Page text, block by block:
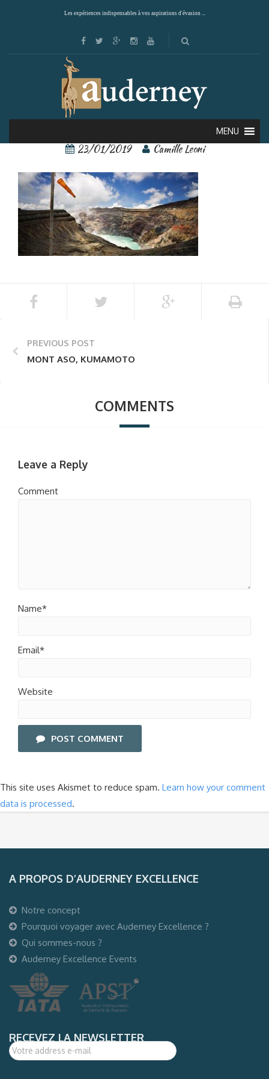
Les expériences indispensables à vos aspirations d'évasion ...
MENU
Mont Aso 3
23/01/2019 Camille Leoni
PREVIOUS POST
MONT ASO, KUMAMOTO
COMMENTS
Leave a Reply
Comment
Name*
Email*
Website
POST COMMENT
This site uses Akismet to reduce spam. Learn how your comment
data is processed.
A PROPOS D’AUDERNEY EXCELLENCE
Notre concept
Pourquoi voyager avec Auderney Excellence ?
Qui sommes-nous ?
Auderney Excellence Events
RECEVEZ LA NEWSLETTER